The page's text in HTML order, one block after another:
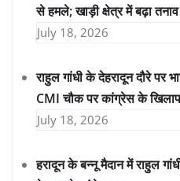
से हमले; खाड़ी क्षेत्र में बढ़ा तनाव
July 18, 2026
राहुल गांधी के देहरादून दौरे पर
CMI चौक पर कांग्रेस के खिलाफ
July 18, 2026
हरादून के बन्नू मैदान में राहुल